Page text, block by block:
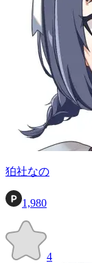
狛社なの
1,980
4